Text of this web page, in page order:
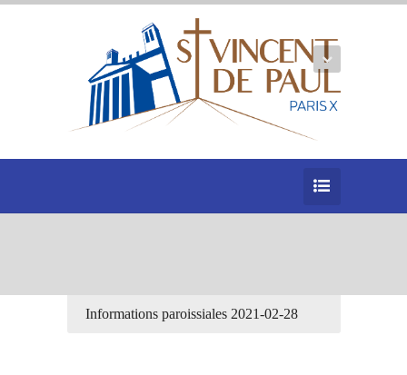
Informations paroissiales 2021-02-28